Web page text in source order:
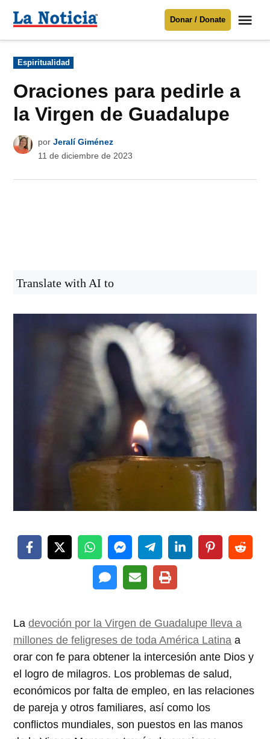
Para mantenerte informado necesitamos
Donar
contenido
Noticia
Donar / Donate
Publicado
en
Espiritualidad
Oraciones para pedirle a
la Virgen de Guadalupe
por Jeralí Giménez
11 de diciembre de 2023
Translate with AI to
Ladevoción por la Virgen de Guadalupe lleva a
millones de feligreses de toda América Latina a
orar con fe para obtener la intercesión ante Dios y
el logro de milagros. Los problemas de salud,
económicos por falta de empleo, en las relaciones
de pareja y otros familiares, así como los
conflictos mundiales, son puestos en las manos